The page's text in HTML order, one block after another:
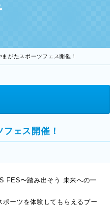
がたスポーツフェス開催！
ェス開催！
FES〜踏み出そう 未来への一
ーツを体験してもらえるブー